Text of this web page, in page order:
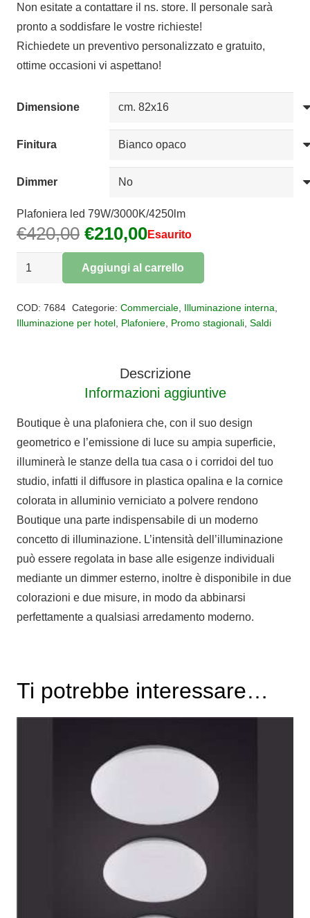
prezzo:
da
€125,00
a
€225,00
Non esitate a contattare il ns. store. Il personale sarà
pronto a soddisfare le vostre richieste!
Richiedete un preventivo personalizzato e gratuito,
ottime occasioni vi aspettano!
Dimensione
Finitura
Dimmer
Plafoniera led 79W/3000K/4250lm
€420,00 Il
prezzo
originale
€420,00.
€210,00Il
prezzo
attuale
€210,00.
Esaurito
Plafoniera
quantità
Aggiungi al carrello
COD: 7684 Categorie: Commerciale, Illuminazione interna
Illuminazione per hotel Plafoniere Promo stagionali Saldi
Descrizione
Informazioni aggiuntive
Boutique è una plafoniera che, con il suo design
geometrico e l’emissione di luce su ampia superficie,
illuminerà le stanze della tua casa o i corridoi del tuo
studio, infatti il diffusore in plastica opalina e la cornice
colorata in alluminio verniciato a polvere rendono
Boutique una parte indispensabile di un moderno
concetto di illuminazione. L’intensità dell’illuminazione
può essere regolata in base alle esigenze individuali
mediante un dimmer esterno, inoltre è disponibile in due
colorazioni e due misure, in modo da abbinarsi
perfettamente a qualsiasi arredamento moderno.
Ti potrebbe interessare…